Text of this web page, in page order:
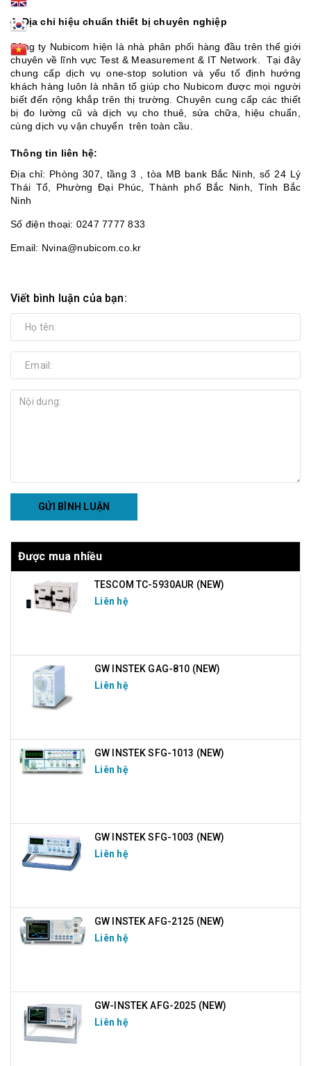
4. Địa chỉ hiệu chuẩn thiết bị chuyên nghiệp
Công ty Nubicom hiện là nhà phân phối hàng đầu trên thế giới
chuyên về lĩnh vực Test & Measurement & IT Network. Tại đây
chung cấp dịch vụ one-stop solution và yếu tố định hướng
khách hàng luôn là nhân tố giúp cho Nubicom được mọi người
biết đến rộng khắp trên thị trường. Chuyên cung cấp các thiết
bị đo lường cũ và dịch vụ cho thuê, sửa chữa, hiệu chuẩn,
cùng dịch vụ vận chuyển trên toàn cầu.
Thông tin liên hệ:
Địa chỉ: Phòng 307, tầng 3 , tòa MB bank Bắc Ninh, số 24 Lý
Thái Tổ, Phường Đại Phúc, Thành phố Bắc Ninh, Tỉnh Bắc
Ninh
Số điện thoại: 0247 7777 833
Email: Nvina@nubicom.co.kr
Viết bình luận của bạn:
GỬI BÌNH LUẬN
Được mua nhiều
TESCOM TC-5930AUR (NEW)
Liên hệ
GW INSTEK GAG-810 (NEW)
Liên hệ
GW INSTEK SFG-1013 (NEW)
Liên hệ
GW INSTEK SFG-1003 (NEW)
Liên hệ
GW INSTEK AFG-2125 (NEW)
Liên hệ
GW-INSTEK AFG-2025 (NEW)
Liên hệ